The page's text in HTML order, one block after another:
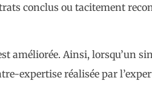
conclus ou tacitement
améliorée. Ainsi, lorsqu’un
expertise réalisée par